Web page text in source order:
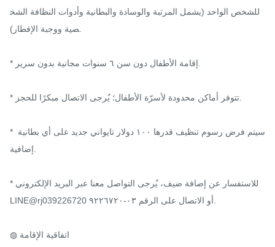
للشخص الواحد (يشمل المرتبة والوسادة والبطانية وأدوات النظافة الشخ
صية ووجبة الإفطار).
* إقامة الأطفال دون سن ٦ سنوات مجانية بدون سرير.
* تتوفر أماكن محدودة لأسرّة الأطفال؛ يُرجى الاتصال مبكرًا للحجز.
* سيتم فرض رسوم تنظيف قدرها ١٠٠ دولار تايواني جديد على أي بطانية
إضافية.
* للاستفسار عن إضافة ضيف، يُرجى التواصل معنا عبر البريد الإلكتروني
LINE@rj039226720 أو الاتصال على الرقم ٠٣-٩٢٢٦٧٢٠.
◍ اتفاقية الإقامة